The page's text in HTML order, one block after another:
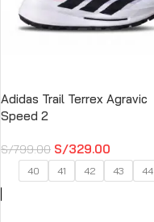
Adidas Trail Terrex Agravic
Speed ​​2
S/799.00 S/329.00
40 41 42 43 44